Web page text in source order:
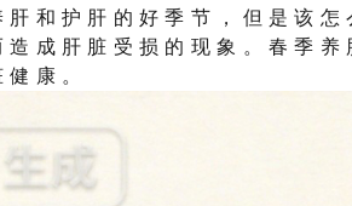
肝和护肝的好季节，但是该
造成肝脏受损的现象。春季
康。